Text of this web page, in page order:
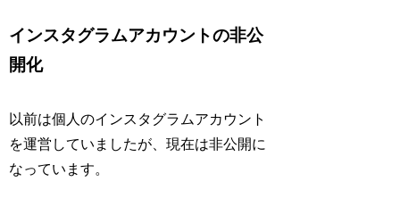
インスタグラムアカウントの非公
開化
以前は個人のインスタグラムアカウント
を運営していましたが、現在は非公開に
なっています。